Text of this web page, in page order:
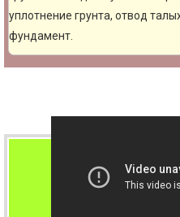
уплотнение грунта, отвод
фундамент.